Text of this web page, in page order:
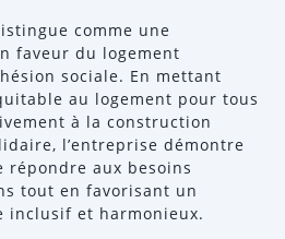
comme une
faveur du logement
sociale. En mettant
au logement pour tous
à la construction
l’entreprise démontre
répondre aux besoins
tout en favorisant un
inclusif et harmonieux.